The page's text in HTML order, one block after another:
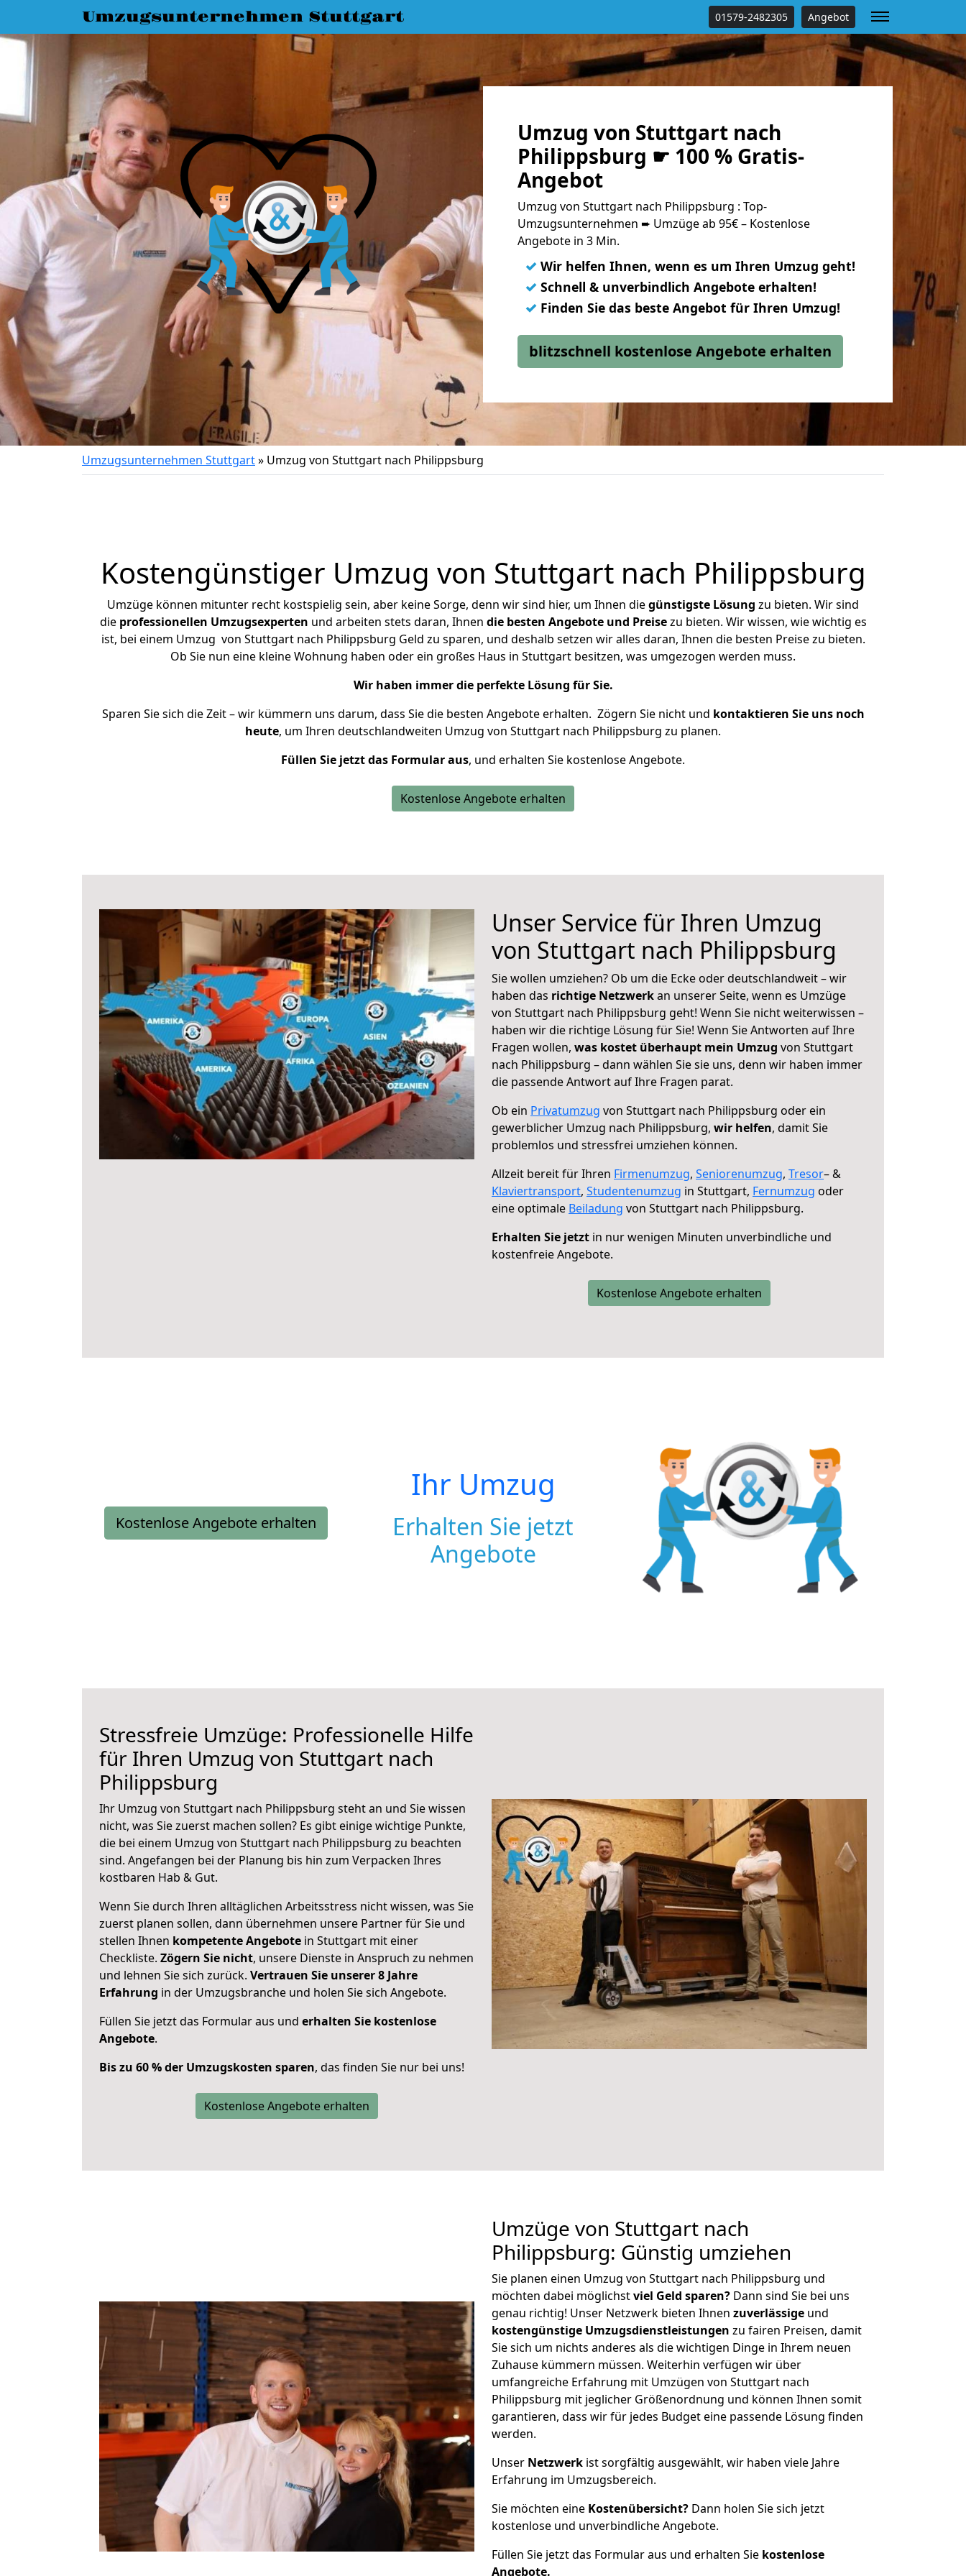
Umzugsunternehmen Stuttgart 01579-2482305 Angebot
Umzug von Stuttgart nach
Philippsburg ☛ 100 % Gratis-
Angebot
Umzug von Stuttgart nach Philippsburg : Top-
Umzugsunternehmen ➨ Umzüge ab 95€ – Kostenlose
Angebote in 3 Min.
✓ Wir helfen Ihnen, wenn es um Ihren Umzug geht!
✓ Schnell & unverbindlich Angebote erhalten!
✓ Finden Sie das beste Angebot für Ihren Umzug!
blitzschnell kostenlose Angebote erhalten
Umzugsunternehmen Stuttgart» Umzug von Stuttgart nach Philippsburg
Kostengünstiger Umzug von Stuttgart nach Philippsburg
Umzüge können mitunter recht kostspielig sein, aber keine Sorge, denn wir sind hier, um Ihnen diegünstigste Lösung zu bieten. Wir sind
die professionellen Umzugsexperten und arbeiten stets daran, Ihnen die besten Angebote und Preisezu bieten. Wir wissen, wie wichtig es
ist, bei einem Umzug von Stuttgart nach Philippsburg Geld zu sparen, und deshalb setzen wir alles daran, Ihnen die besten Preise zu bieten.
Ob Sie nun eine kleine Wohnung haben oder ein großes Haus in Stuttgart besitzen, was umgezogen werden muss.
Wir haben immer die perfekte Lösung für Sie.
Sparen Sie sich die Zeit – wir kümmern uns darum, dass Sie die besten Angebote erhalten. Zögern Sie nicht und kontaktieren Sie uns noch
heute, um Ihren deutschlandweiten Umzug von Stuttgart nach Philippsburg zu planen.
Füllen Sie jetzt das Formular aus, und erhalten Sie kostenlose Angebote.
Kostenlose Angebote erhalten
Unser Service für Ihren Umzug
von Stuttgart nach Philippsburg
Sie wollen umziehen? Ob um die Ecke oder deutschlandweit – wir
haben das richtige Netzwerkan unserer Seite, wenn es Umzüge
von Stuttgart nach Philippsburg geht! Wenn Sie nicht weiterwissen –
haben wir die richtige Lösung für Sie! Wenn Sie Antworten auf Ihre
Fragen wollen, was kostet überhaupt mein Umzug von Stuttgart
nach Philippsburg – dann wählen Sie sie uns, denn wir haben immer
die passende Antwort auf Ihre Fragen parat.
Ob ein Privatumzug von Stuttgart nach Philippsburg oder ein
gewerblicher Umzug nach Philippsburg, wir helfen, damit Sie
problemlos und stressfrei umziehen können.
Allzeit bereit für Ihren Firmenumzug, Seniorenumzug, Tresor– &
Klaviertransport, Studentenumzug in Stuttgart, Fernumzug oder
eine optimale Beiladung von Stuttgart nach Philippsburg.
Erhalten Sie jetzt in nur wenigen Minuten unverbindliche und
kostenfreie Angebote.
Kostenlose Angebote erhalten
Kostenlose Angebote erhalten
Ihr Umzug
Erhalten Sie jetzt
Angebote
Stressfreie Umzüge: Professionelle Hilfe
für Ihren Umzug von Stuttgart nach
Philippsburg
Ihr Umzug von Stuttgart nach Philippsburg steht an und Sie wissen
nicht, was Sie zuerst machen sollen? Es gibt einige wichtige Punkte,
die bei einem Umzug von Stuttgart nach Philippsburg zu beachten
sind. Angefangen bei der Planung bis hin zum Verpacken Ihres
kostbaren Hab & Gut.
Wenn Sie durch Ihren alltäglichen Arbeitsstress nicht wissen, was Sie
zuerst planen sollen, dann übernehmen unsere Partner für Sie und
stellen Ihnen kompetente Angebote in Stuttgart mit einer
Checkliste. Zögern Sie nicht, unsere Dienste in Anspruch zu nehmen
und lehnen Sie sich zurück. Vertrauen Sie unserer 8 Jahre
Erfahrung in der Umzugsbranche und holen Sie sich Angebote.
Füllen Sie jetzt das Formular aus und erhalten Sie kostenlose
Angebote.
Bis zu 60 % der Umzugskosten sparen, das finden Sie nur bei uns!
Kostenlose Angebote erhalten
Umzüge von Stuttgart nach
Philippsburg: Günstig umziehen
Sie planen einen Umzug von Stuttgart nach Philippsburg und
möchten dabei möglichstviel Geld sparen? Dann sind Sie bei uns
genau richtig! Unser Netzwerk bieten Ihnen zuverlässige und
kostengünstige Umzugsdienstleistungen zu fairen Preisen, damit
Sie sich um nichts anderes als die wichtigen Dinge in Ihrem neuen
Zuhause kümmern müssen. Weiterhin verfügen wir über
umfangreiche Erfahrung mit Umzügen von Stuttgart nach
Philippsburg mit jeglicher Größenordnung und können Ihnen somit
garantieren, dass wir für jedes Budget eine passende Lösung finden
werden.
Unser Netzwerk ist sorgfältig ausgewählt, wir haben viele Jahre
Erfahrung im Umzugsbereich.
Sie möchten eine Kostenübersicht? Dann holen Sie sich jetzt
kostenlose und unverbindliche Angebote.
Füllen Sie jetzt das Formular aus und erhalten Sie kostenlose
Angebote.